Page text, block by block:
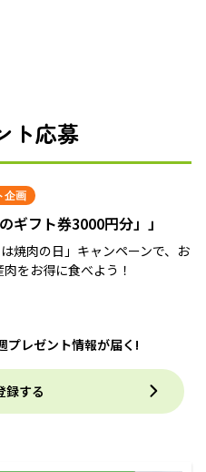
ト応募
企画
ギフト券3000円分」」
は焼肉の日」キャンペーンで、お
をお得に食べよう！
プレゼント情報が届く!
録する